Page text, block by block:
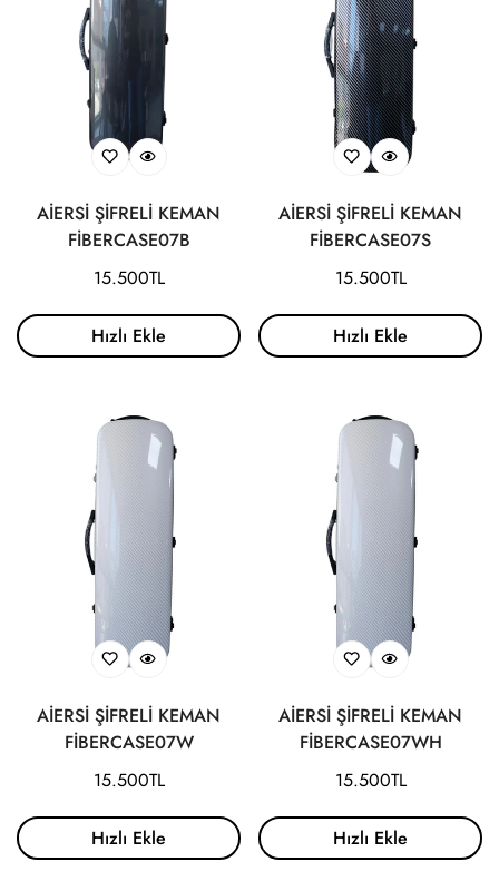
AİERSİ ŞİFRELİ KEMAN
FİBERCASE07B
Normal
15.500TL
Hızlı Ekle
AİERSİ ŞİFRELİ KEMAN
FİBERCASE07S
Normal
15.500TL
Hızlı Ekle
AİERSİ ŞİFRELİ KEMAN
FİBERCASE07W
Normal
15.500TL
Hızlı Ekle
AİERSİ ŞİFRELİ KEMAN
FİBERCASE07WH
Normal
15.500TL
Hızlı Ekle